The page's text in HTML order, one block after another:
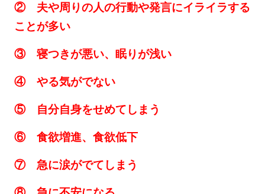
② 夫や周りの人の行動や発言にイライラする
ことが多い
③ 寝つきが悪い、眠りが浅い
④ やる気がでない
⑤ 自分自身をせめてしまう
⑥ 食欲増進、食欲低下
⑦ 急に涙がでてしまう